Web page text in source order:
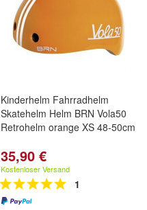
Kinderhelm Fahrradhelm
Skatehelm Helm BRN Vola50
Retrohelm orange XS 48-50cm
35,90 €
Kostenloser Versand
1